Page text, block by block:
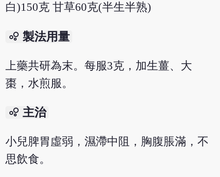
白)150克 甘草60克(半生半熟)
bubble_chart 製法用量
上藥共研為末。每服3克，加生薑、大
棗，水煎服。
bubble_chart 主治
小兒脾胃虛弱，濕滯中阻，胸腹脹滿，不
思飲食。